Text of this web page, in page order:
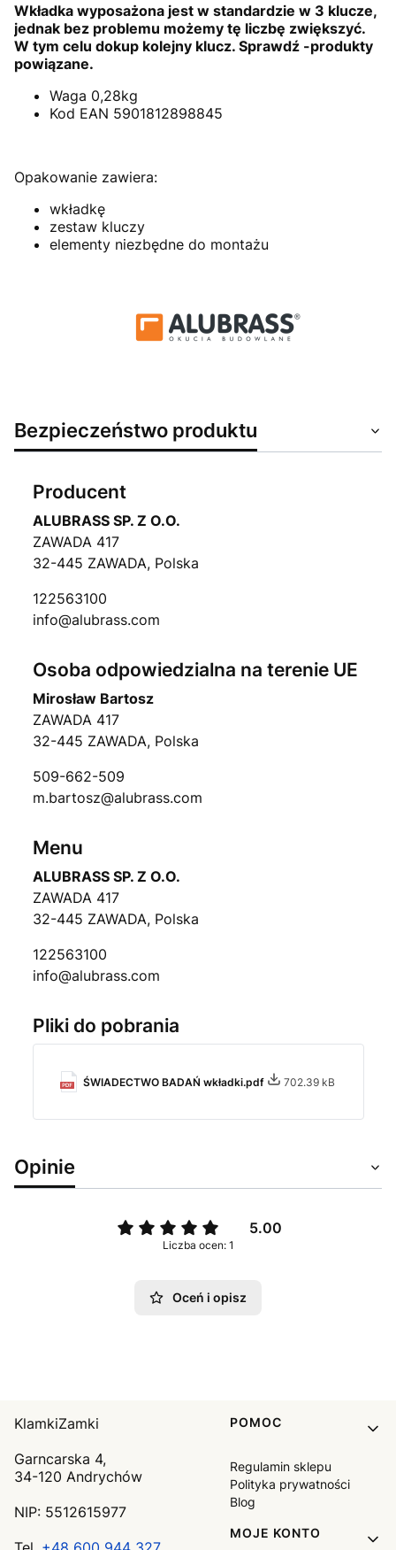
Wkładka wyposażona jest w standardzie w 3 klucze,
jednak bez problemu możemy tę liczbę zwiększyć.
W tym celu dokup kolejny klucz. Sprawdź -produkty
powiązane.
Waga 0,28kg
Kod EAN 5901812898845
Opakowanie zawiera:
wkładkę
zestaw kluczy
elementy niezbędne do montażu
Bezpieczeństwo produktu
Producent
ALUBRASS SP. Z O.O.
ZAWADA 417
32-445 ZAWADA, Polska
122563100
info@alubrass.com
Osoba odpowiedzialna na terenie UE
Mirosław Bartosz
ZAWADA 417
32-445 ZAWADA, Polska
509-662-509
m.bartosz@alubrass.com
Menu
ALUBRASS SP. Z O.O.
ZAWADA 417
32-445 ZAWADA, Polska
122563100
info@alubrass.com
Pliki do pobrania
ŚWIADECTWO BADAŃ wkładki.pdf 702.39 kB
Opinie
5.00
Liczba ocen: 1
Oceń i opisz
KlamkiZamki
Garncarska 4,
34-120 Andrychów
NIP: 5512615977
Linki w stopce
POMOC
Regulamin sklepu
Polityka prywatności
Blog
MOJE KONTO